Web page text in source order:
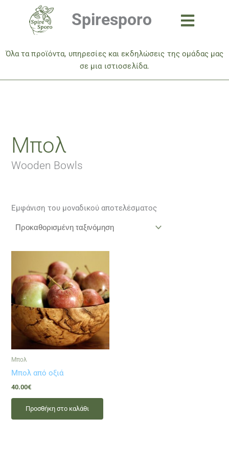
περιεχόμενο
Spiresporo
Όλα τα προϊόντα, υπηρεσίες και εκδηλώσεις της ομάδας μας
σε μια ιστιοσελίδα.
Μπολ
Wooden Bowls
Εμφάνιση του μοναδικού αποτελέσματος
Μπολ
Μπολ από οξιά
40.00€
Προσθήκη στο καλάθι